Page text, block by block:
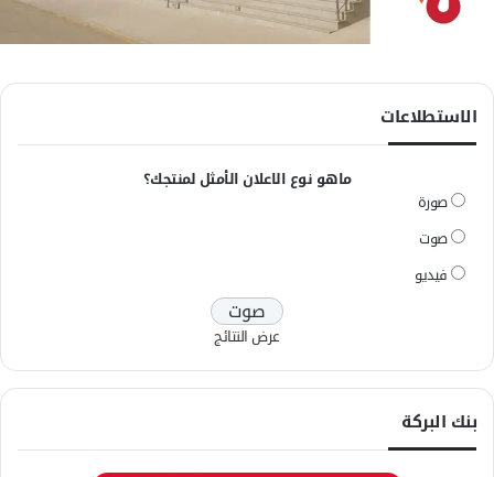
الاستطلاعات
ماهو نوع الاعلان الأمثل لمنتجك؟
صورة
صوت
فيديو
عرض النتائج
بنك البركة